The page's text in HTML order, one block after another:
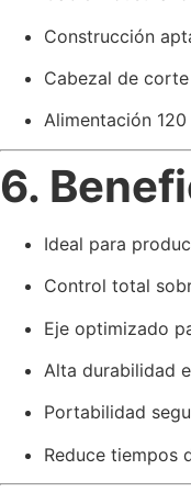
Construcción
Cabezal de
Alimentación
6.
Ideal para
Control total
Eje optimizado
Alta durabilidad
Portabilidad
Reduce tiempos